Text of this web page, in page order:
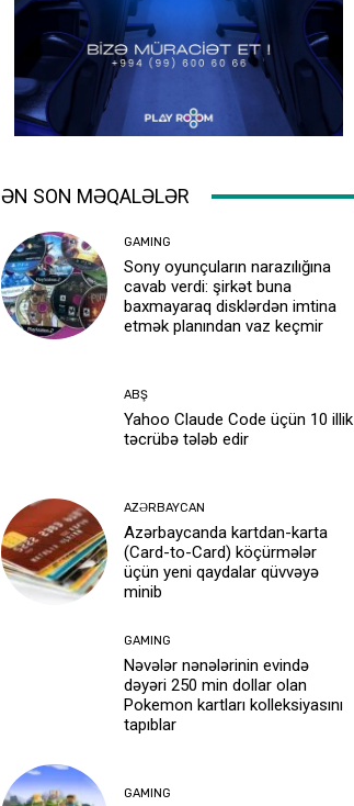
ƏN SON MƏQALƏLƏR
GAMING
Sony oyunçuların narazılığına
cavab verdi: şirkət buna
baxmayaraq disklərdən imtina
etmək planından vaz keçmir
ABŞ
Yahoo Claude Code üçün 10 illik
təcrübə tələb edir
AZƏRBAYCAN
Azərbaycanda kartdan-karta
(Card-to-Card) köçürmələr
üçün yeni qaydalar qüvvəyə
minib
GAMING
Nəvələr nənələrinin evində
dəyəri 250 min dollar olan
Pokemon kartları kolleksiyasını
tapıblar
GAMING